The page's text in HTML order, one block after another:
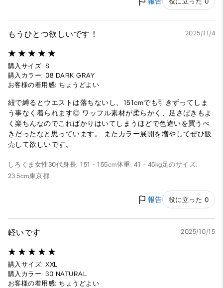
もうひとつ欲しいです！ 2025/11/4
購入サイズ: S
購入カラー: 08 DARK GRAY
お客様の着用感: ちょうどよい
紐で縛るとウエストは落ちないし、151cmでも引きずってしま
う事なく着られます◎ ワッフル素材が柔らかく、足さばきもよ
く楽ちんなのでこればかりはいてしまうほどで色違いを買うべ
きだったなと思っています。 またカラー展開を増やしてぜひ販
売して欲しいです。
しろくま 女性30代身長: 151 - 155cm体重: 41 - 45kg足のサイズ:
23.5cm東京都
報告 役に立った 0
軽いです 2025/10/15
購入サイズ: XXL
購入カラー: 30 NATURAL
お客様の着用感: ちょうどよい